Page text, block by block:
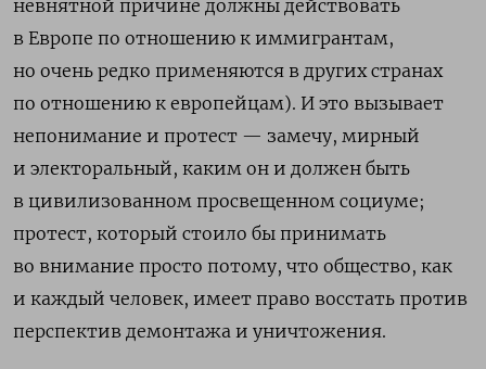
невнятной причине должны действовать
в Европе по отношению к иммигрантам,
но очень редко применяются в других странах
по отношению к европейцам). И это вызывает
непонимание и протест — замечу, мирный
и электоральный, каким он и должен быть
в цивилизованном просвещенном социуме;
протест, который стоило бы принимать
во внимание просто потому, что общество, как
и каждый человек, имеет право восстать против
перспектив демонтажа и уничтожения.